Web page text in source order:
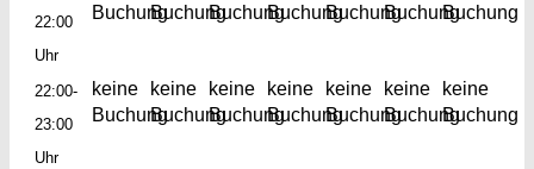
22:00
Uhr
BuchungBuchungBuchungBuchungBuchungBuchungBuchung
22:00-
23:00
Uhr
keine
Buchung
keine
Buchung
keine
Buchung
keine
Buchung
keine
Buchung
keine
Buchung
keine
Buchung